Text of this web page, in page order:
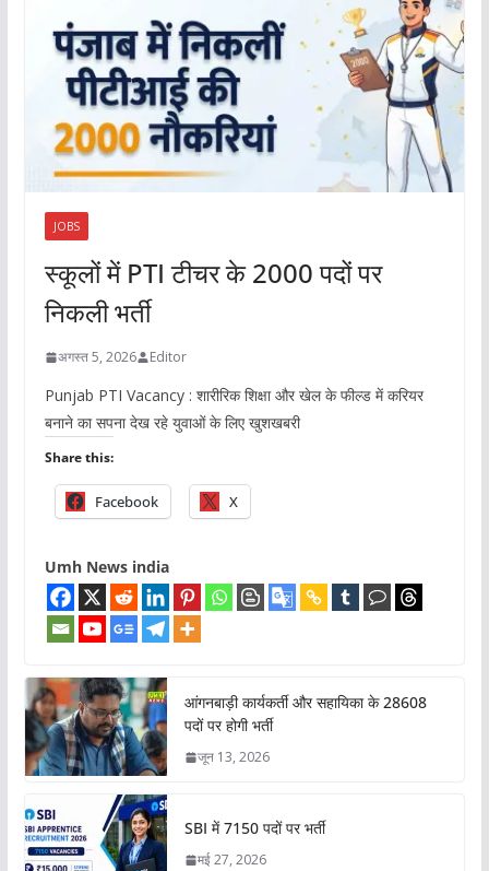
JOBS
स्कूलों में PTI टीचर के 2000 पदों पर
निकली भर्ती
अगस्त 5, 2026 Editor
Punjab PTI Vacancy : शारीरिक शिक्षा और खेल के फील्ड में करियर
बनाने का सपना देख रहे युवाओं के लिए खुशखबरी
Share this:
Facebook X
Umh News india
आंगनबाड़ी कार्यकर्ती और सहायिका के 28608
पदों पर होगी भर्ती
जून 13, 2026
SBI में 7150 पदों पर भर्ती
मई 27, 2026